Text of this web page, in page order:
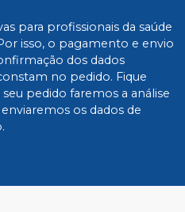
para profissionais da saúde
isso, o pagamento e envio
dos dados
no pedido. Fique
pedido faremos a análise
os dados de